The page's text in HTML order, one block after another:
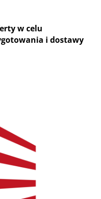
w celu
i dostawy